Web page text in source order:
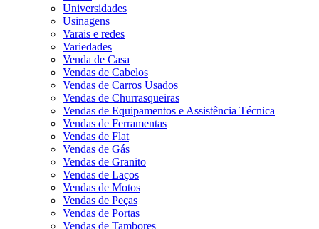
Universidades
Usinagens
Varais e redes
Variedades
Venda de Casa
Vendas de Cabelos
Vendas de Carros Usados
Vendas de Churrasqueiras
Vendas de Equipamentos e Assistência Técnica
Vendas de Ferramentas
Vendas de Flat
Vendas de Gás
Vendas de Granito
Vendas de Laços
Vendas de Motos
Vendas de Peças
Vendas de Portas
Vendas de Tambores